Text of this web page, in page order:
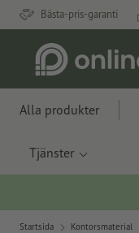
Bästa-pris-garanti
Alla produkter
Tjänster
Startsida Kontorsmaterial